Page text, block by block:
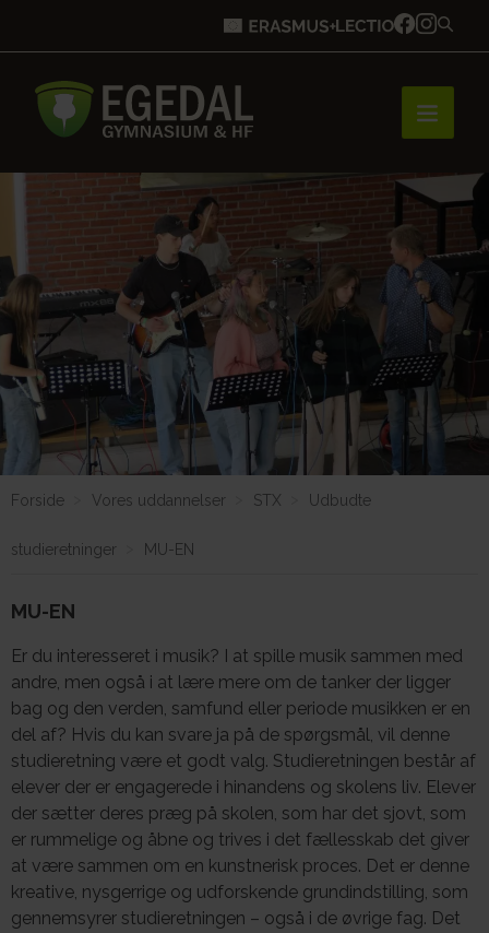
Brobygning
Bliv elev
Vores uddannelser
Forside Vores uddannelser STX Udbudte
studieretninger MU-EN
MU-EN
Er du interesseret i musik? I at spille musik sammen med
andre, men også i at lære mere om de tanker der ligger
bag og den verden, samfund eller periode musikken er en
del af? Hvis du kan svare ja på de spørgsmål, vil denne
studieretning være et godt valg. Studieretningen består af
elever der er engagerede i hinandens og skolens liv. Elever
der sætter deres præg på skolen, som har det sjovt, som
er rummelige og åbne og trives i det fællesskab det giver
at være sammen om en kunstnerisk proces. Det er denne
kreative, nysgerrige og udforskende grundindstilling, som
gennemsyrer studieretningen – også i de øvrige fag. Det